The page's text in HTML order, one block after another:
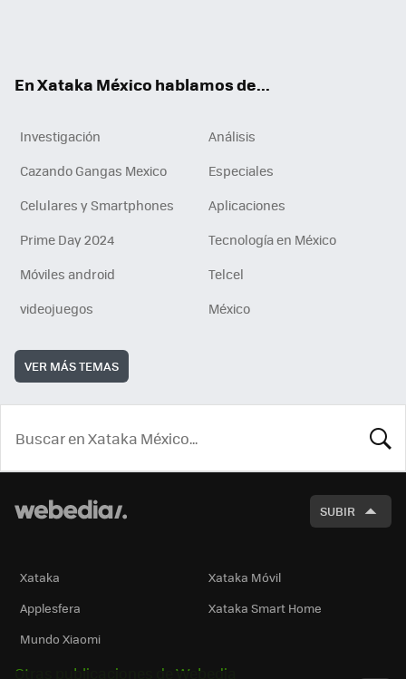
En Xataka México hablamos de...
Investigación
Análisis
Cazando Gangas Mexico
Especiales
Celulares y Smartphones
Aplicaciones
Prime Day 2024
Tecnología en México
Móviles android
Telcel
videojuegos
México
VER MÁS TEMAS
SUBIR
Xataka
Xataka Móvil
Applesfera
Xataka Smart Home
Mundo Xiaomi
Otras publicaciones de Webedia